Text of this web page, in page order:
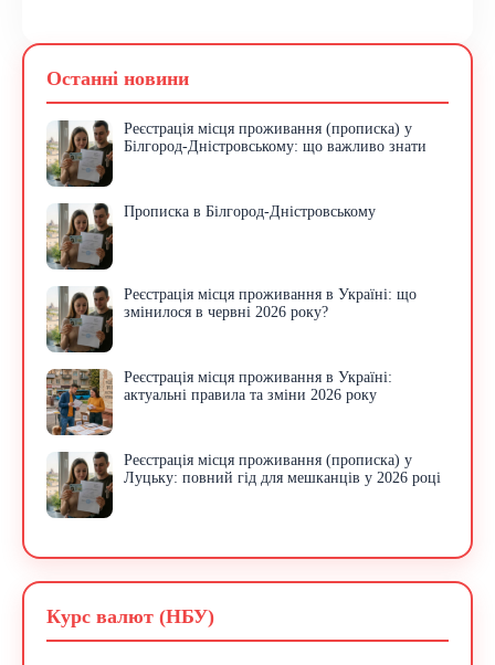
Останні новини
Реєстрація місця проживання (прописка) у
Білгород-Дністровському: що важливо знати
Прописка в Білгород-Дністровському
Реєстрація місця проживання в Україні: що
змінилося в червні 2026 року?
Реєстрація місця проживання в Україні:
актуальні правила та зміни 2026 року
Реєстрація місця проживання (прописка) у
Луцьку: повний гід для мешканців у 2026 році
Курс валют (НБУ)